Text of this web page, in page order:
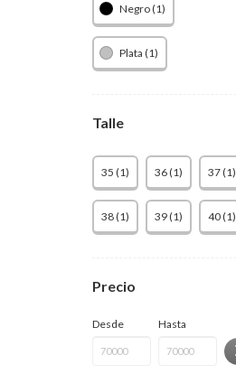
Negro (1)
Plata (1)
Talle
35 (1) 36 (1) 37 (1)
38 (1) 39 (1) 40 (1)
Precio
Desde Hasta